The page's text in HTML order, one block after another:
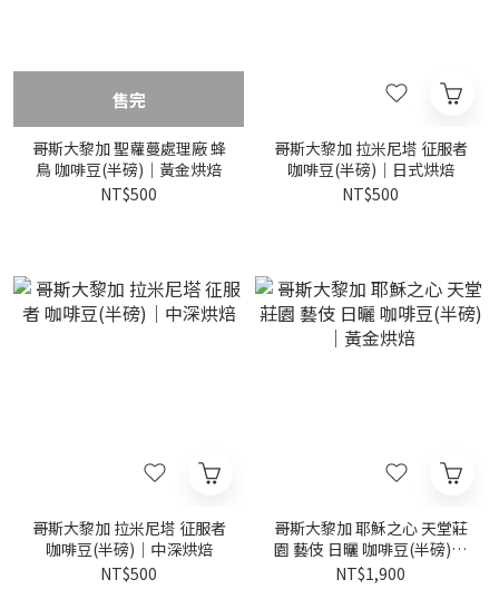
售完
哥斯大黎加 聖蘿蔓處理廠 蜂
鳥 咖啡豆(半磅)｜黃金烘焙
NT$500
哥斯大黎加 拉米尼塔 征服者
咖啡豆(半磅)｜日式烘焙
NT$500
哥斯大黎加 拉米尼塔 征服者
咖啡豆(半磅)｜中深烘焙
NT$500
哥斯大黎加 耶穌之心 天堂莊
園 藝伎 日曬 咖啡豆(半磅)｜
黃金烘焙
NT$1,900